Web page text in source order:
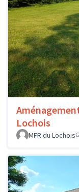
Lochois
MFR du Lochois